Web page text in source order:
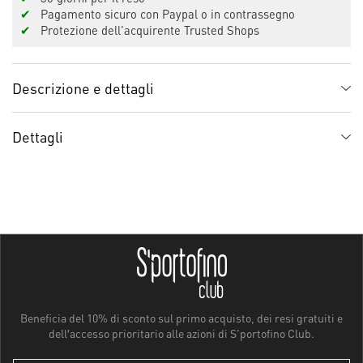
✔
Pagamento sicuro con Paypal o in contrassegno
✔
Protezione dell'acquirente Trusted Shops
Descrizione e dettagli
Dettagli
Beneficia del 10% di sconto sul primo acquisto, dei resi gratuiti e
dell′accesso prioritario alle azioni di S'portofino Club.